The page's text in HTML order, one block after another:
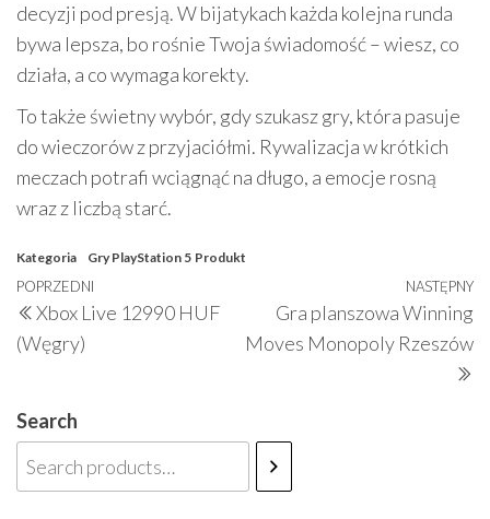
decyzji pod presją. W bijatykach każda kolejna runda
bywa lepsza, bo rośnie Twoja świadomość – wiesz, co
działa, a co wymaga korekty.
To także świetny wybór, gdy szukasz gry, która pasuje
do wieczorów z przyjaciółmi. Rywalizacja w krótkich
meczach potrafi wciągnąć na długo, a emocje rosną
wraz z liczbą starć.
Kategoria Gry PlayStation 5 Produkt
Nawigacja
wpisu
Poprzedni
wpis
POPRZEDNI
Xbox Live 12990 HUF
(Węgry)
NASTĘPNY
Gra planszowa Winning
Moves Monopoly Rzeszów
Search